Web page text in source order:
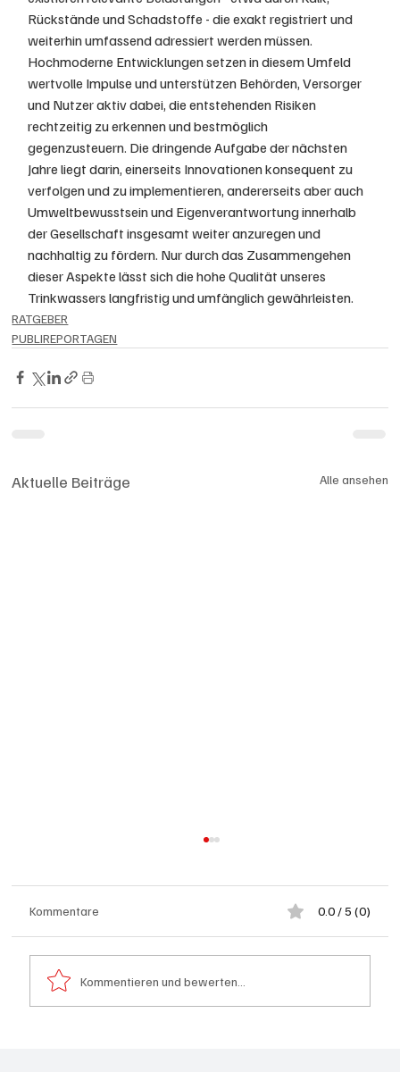
Rückstände und Schadstoffe - die exakt registriert und
weiterhin umfassend adressiert werden müssen.
Hochmoderne Entwicklungen setzen in diesem Umfeld
wertvolle Impulse und unterstützen Behörden, Versorger
und Nutzer aktiv dabei, die entstehenden Risiken
rechtzeitig zu erkennen und bestmöglich
gegenzusteuern. Die dringende Aufgabe der nächsten
Jahre liegt darin, einerseits Innovationen konsequent zu
verfolgen und zu implementieren, andererseits aber auch
Umweltbewusstsein und Eigenverantwortung innerhalb
der Gesellschaft insgesamt weiter anzuregen und
nachhaltig zu fördern. Nur durch das Zusammengehen
dieser Aspekte lässt sich die hohe Qualität unseres
Trinkwassers langfristig und umfänglich gewährleisten.
RATGEBER
PUBLIREPORTAGEN
Aktuelle Beiträge Alle ansehen
Kommentare 0.0 / 5 (0)
Kommentieren und bewerten...